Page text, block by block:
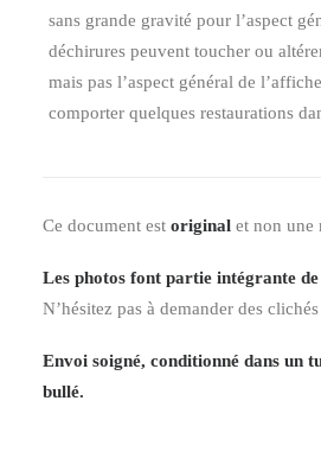
sans grande gravité pour l’aspect
déchirures peuvent toucher ou
mais pas l’aspect général de
comporter quelques restaurations
Ce document est original et non une
Les photos font partie intégrante
N’hésitez pas à demander des
Envoi soigné, conditionné dans un
bullé.